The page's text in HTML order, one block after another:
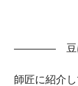
―――― 豆は
師匠に紹介